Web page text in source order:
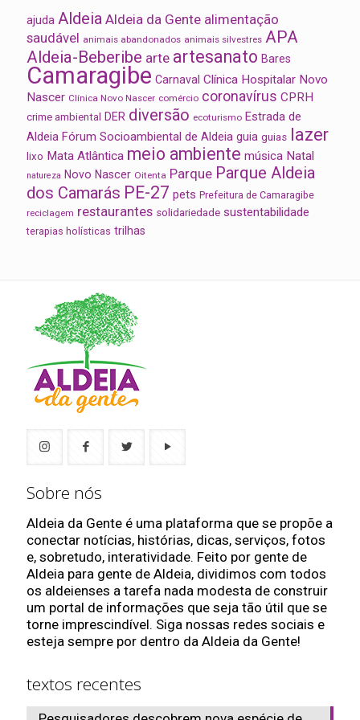
ajuda Aldeia Aldeia da Gente alimentação
saudável animais abandonados animais silvestres APA
Aldeia-Beberibe arte artesanato Bares
Camaragibe Carnaval Clínica Hospitalar Novo
Nascer Clínica Novo Nascer comércio coronavírus CPRH
crime ambiental DER diversão ecoturismo Estrada de
Aldeia Fórum Socioambiental de Aldeia guia guias lazer
lixo Mata Atlântica meio ambiente música Natal
natureza Novo Nascer Oitenta Parque Parque Aldeia
dos Camarás PE-27 pets Prefeitura de Camaragibe
reciclagem restaurantes solidariedade sustentabilidade
terapias holísticas trilhas
Sobre nós
Aldeia da Gente é uma plataforma que se propõe a
conectar notícias, histórias, dicas, serviços, fotos
e, sobretudo, interatividade. Feito por gente de
Aldeia para gente de Aldeia, dividimos com todos
os aldeienses a tarefa nada modesta de construir
um portal de informações que seja tão útil que se
torne imprescindível. Siga nossas redes sociais e
esteja sempre por dentro da Aldeia da Gente!
textos recentes